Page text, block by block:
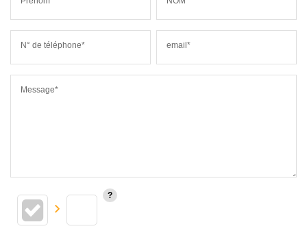
N° de téléphone* email*
Message*